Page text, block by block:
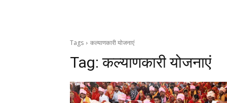
Tags कल्याणकारी योजनाएं
Tag:कल्याणकारी योजनाएं